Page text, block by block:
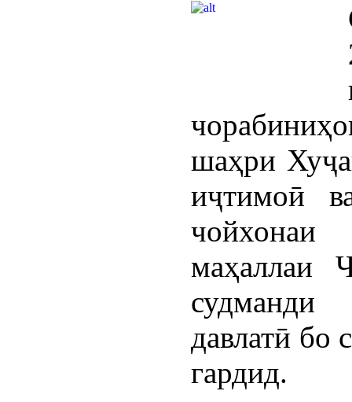
шаҳри
иҷтимоӣ
маҳаллаи
судманди
давлатӣ бо
гардид.